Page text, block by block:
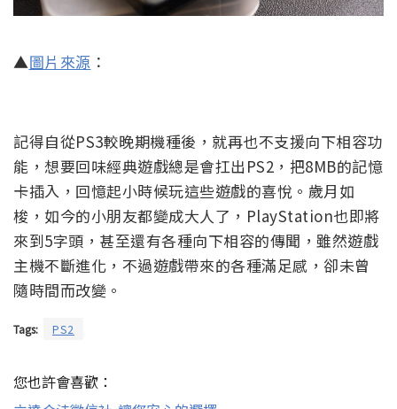
▲圖片來源 ：
記得自從PS3較晚期機種後，就再也不支援向下相容功
能，想要回味經典遊戲總是會扛出PS2，把8MB的記憶
卡插入，回憶起小時候玩這些遊戲的喜悅。歲月如
梭，如今的小朋友都變成大人了，PlayStation也即將
來到5字頭，甚至還有各種向下相容的傳聞，雖然遊戲
主機不斷進化，不過遊戲帶來的各種滿足感，卻未曾
隨時間而改變。
Tags: PS2
您也許會喜歡：